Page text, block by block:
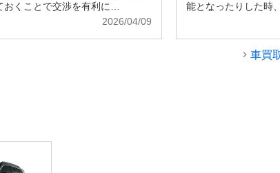
おくことで交渉を有利に…
2026/04/09
能となったりした時
車買